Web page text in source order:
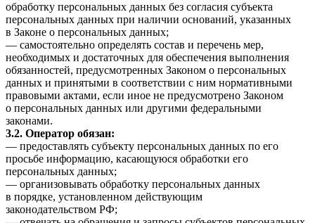
обработку персональных данных без согласия субъекта
персональных данных при наличии оснований, указанных
в Законе о персональных данных;
— самостоятельно определять состав и перечень мер,
необходимых и достаточных для обеспечения выполнения
обязанностей, предусмотренных Законом о персональных
данных и принятыми в соответствии с ним нормативными
правовыми актами, если иное не предусмотрено Законом
о персональных данных или другими федеральными
законами.
3.2. Оператор обязан:
— предоставлять субъекту персональных данных по его
просьбе информацию, касающуюся обработки его
персональных данных;
— организовывать обработку персональных данных
в порядке, установленном действующим
законодательством РФ;